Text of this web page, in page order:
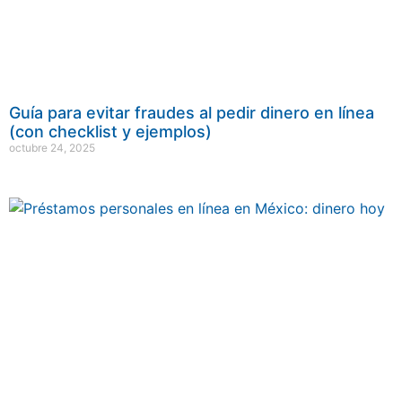
Guía para evitar fraudes al pedir dinero en línea
(con checklist y ejemplos)
octubre 24, 2025